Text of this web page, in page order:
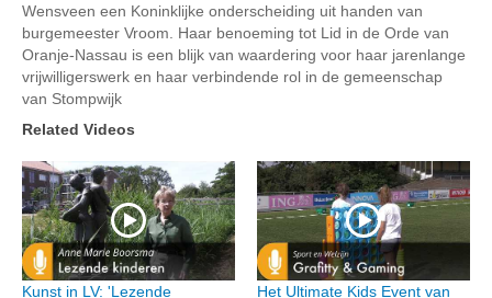
Wensveen een Koninklijke onderscheiding uit handen van
burgemeester Vroom. Haar benoeming tot Lid in de Orde van
Oranje-Nassau is een blijk van waardering voor haar jarenlange
vrijwilligerswerk en haar verbindende rol in de gemeenschap
van Stompwijk
Related Videos
Kunst in LV: 'Lezende
Het Ultimate Kids Event van